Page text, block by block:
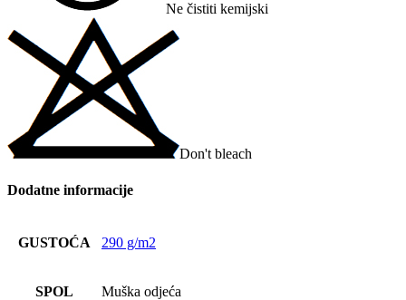
Ne čistiti kemijski
Don't bleach
Dodatne informacije
GUSTOĆA 290 g/m2
SPOL Muška odjeća